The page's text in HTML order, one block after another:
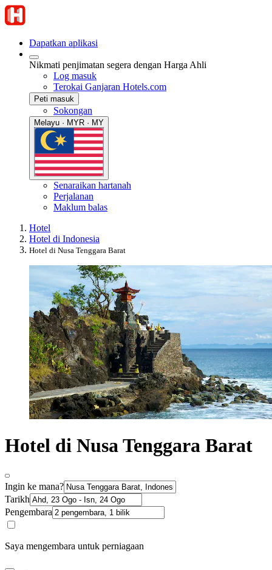
Dapatkan aplikasi
Nikmati penjimatan segera dengan Harga Ahli
Log masuk
Terokai Ganjaran Hotels.com
Peti masuk
Sokongan
Melayu · MYR · MY
Senaraikan hartanah
Perjalanan
Maklum balas
Hotel
Hotel di Indonesia
Hotel di Nusa Tenggara Barat
Hotel di Nusa Tenggara Barat
Ingin ke mana?
Tarikh
Pengembara
Saya mengembara untuk perniagaan